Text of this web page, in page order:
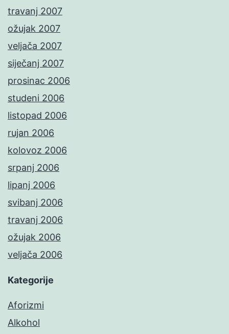
travanj 2007
ožujak 2007
veljača 2007
siječanj 2007
prosinac 2006
studeni 2006
listopad 2006
rujan 2006
kolovoz 2006
srpanj 2006
lipanj 2006
svibanj 2006
travanj 2006
ožujak 2006
veljača 2006
Kategorije
Aforizmi
Alkohol